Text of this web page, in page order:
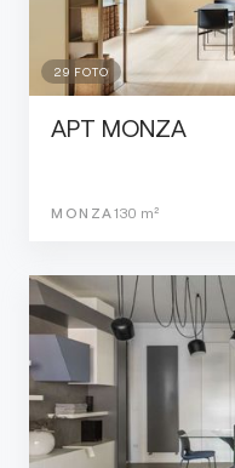
29 FOTO
APT MONZA
MONZA 130 m²